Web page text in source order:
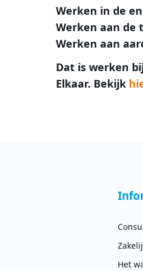
Werken in de
Werken aan de
Werken aan
Dat is werken
Elkaar. Bekijk
Het